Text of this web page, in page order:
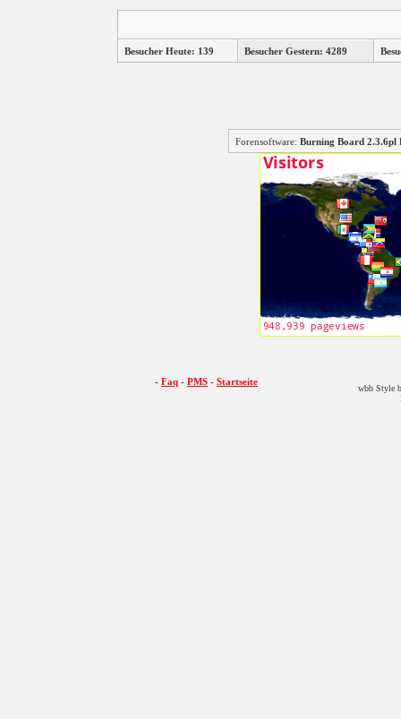
Besucher Heute: 139 Besucher Gestern: 4289
Forensoftware: Burning Board
- Faq - PMS - Startseite
wbb Style